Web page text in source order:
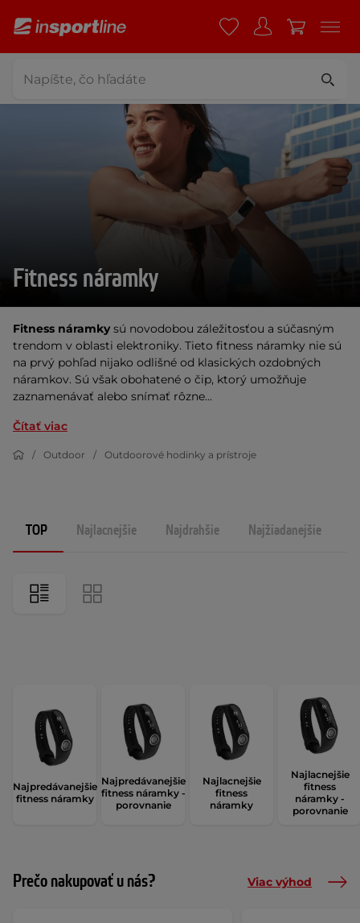
Fitness náramky
Fitness náramkysú novodobou záležitosťou a súčasným
trendom v oblasti elektroniky. Tieto fitness náramky nie sú
na prvý pohľad nijako odlišné od klasických ozdobných
náramkov. Sú však obohatené o čip, ktorý umožňuje
zaznamenávať alebo snímať rôzne...
Čítať viac
Outdoor Outdoorové hodinky a prístroje
TOP Najlacnejšie Najdrahšie Najžiadanejšie
Najpredávanejšie
fitness náramky
Najpredávanejšie
fitness náramky -
porovnanie
Najlacnejšie
fitness
náramky
Najlacnejšie
fitness
náramky -
porovnanie
Prečo nakupovať u nás? Viac výhod